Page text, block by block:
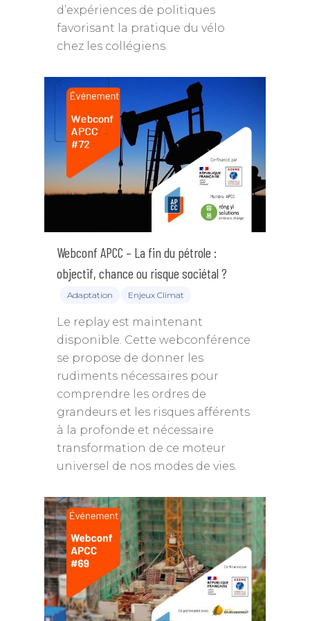
d’expériences de politiques
favorisant la pratique du vélo
chez les collégiens.
Webconf APCC – La fin du pétrole :
objectif, chance ou risque sociétal ?
Adaptation Enjeux Climat
Le replay est maintenant
disponible. Cette webconférence
se propose de donner les
rudiments nécessaires pour
comprendre les ordres de
grandeurs et les risques afférents
à la profonde et nécessaire
transformation de ce moteur
universel de nos modes de vies.